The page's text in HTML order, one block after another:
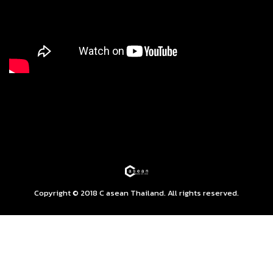
Copyright © 2018 C asean Thailand. All rights reserved.